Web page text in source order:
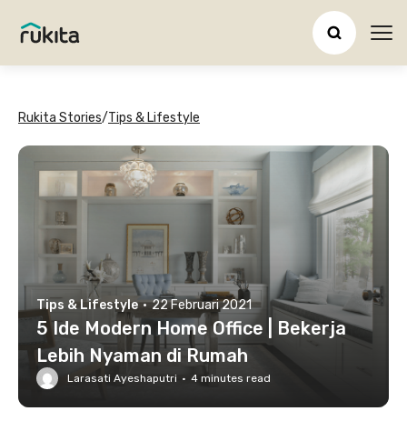
Rukita Stories/Tips & Lifestyle
Tips & Lifestyle · 22 Februari 2021
5 Ide Modern Home Office | Bekerja
Lebih Nyaman di Rumah
Larasati Ayeshaputri · 4 minutes read